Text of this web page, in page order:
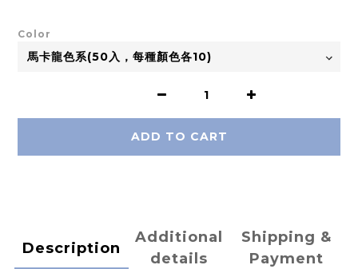
Color
ADD TO CART
Description
Additional
details
Shipping &
Payment